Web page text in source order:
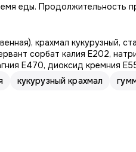
еды. Продолжительность
крахмал кукурузный,
сорбат калия E202,
Е470, диоксид кремния
кукурузный крахмал